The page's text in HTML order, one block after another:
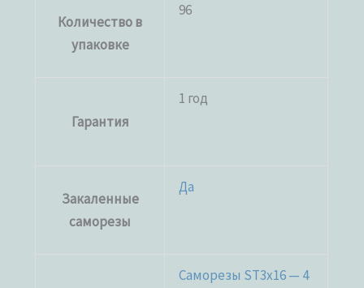
Количество в
упаковке
96
Гарантия
1 год
Закаленные
саморезы
Да
Саморезы ST3x16 — 4